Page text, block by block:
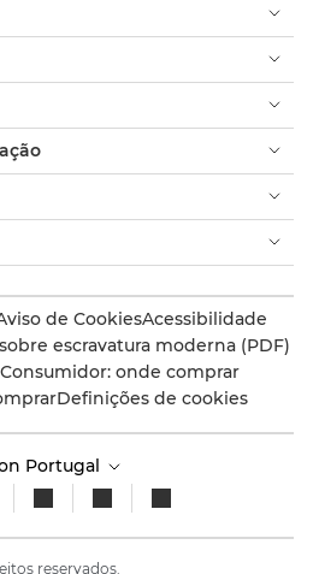
de CookiesAcessibilidade
escravatura moderna (PDF)
Consumidor: onde comprar
Definições de cookies
Portugal
reservados.